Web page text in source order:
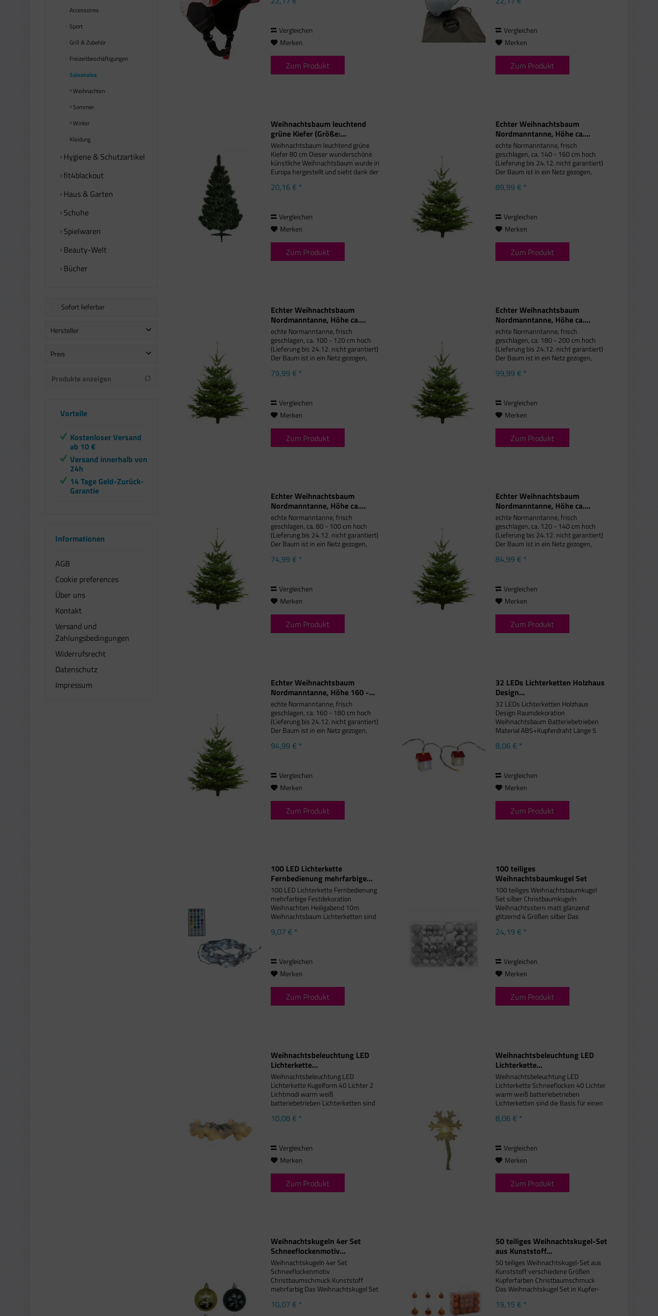
Accessoires
Sport
Grill & Zubehör
Freizeitbeschäftigungen
Saisonales
Weihnachten
Sommer
Winter
Kleidung
Hygiene & Schutzartikel
fit4blackout
Haus & Garten
Schuhe
Spielwaren
Beauty-Welt
Bücher
Sofort lieferbar
Hersteller
G. Wurm
Livarno
Qijieda
Topline Austria
Weihnachtsbaum
Preis
bis
Produkte anzeigen
Vorteile
Kostenloser Versand
ab 10 €
Versand innerhalb von
24h
14 Tage Geld-Zurück-
Garantie
Informationen
AGB
Cookie preferences
Über uns
Kontakt
Versand und
Zahlungsbedingungen
Widerrufsrecht
Datenschutz
Impressum
internen Luftkanälen Brillenhalterung
Vergleichen
Merken
Zum Produkt
internen Luftkanälen Brillenhalterung
Vergleichen
Merken
Zum Produkt
Weihnachtsbaum leuchtend
grüne Kiefer (Größe:...
Weihnachtsbaum leuchtend grüne
Kiefer 80 cm Dieser wunderschöne
künstliche Weihnachtsbaum wurde in
Europa hergestellt und sieht dank der
Die Montage ist super einfach
20,16 € *
Vergleichen
Merken
Zum Produkt
Echter Weihnachtsbaum
Nordmanntanne, Höhe ca....
echte Normanntanne, frisch
geschlagen, ca. 140 - 160 cm hoch
(Lieferung bis 24.12. nicht garantiert)
Der Baum ist in ein Netz gezogen,
Ihnen nach Hause liefern können.
89,99 € *
Vergleichen
Merken
Zum Produkt
Echter Weihnachtsbaum
Nordmanntanne, Höhe ca....
echte Normanntanne, frisch
geschlagen, ca. 100 - 120 cm hoch
(Lieferung bis 24.12. nicht garantiert)
Der Baum ist in ein Netz gezogen,
Ihnen nach Hause liefern können.
79,99 € *
Vergleichen
Merken
Zum Produkt
Echter Weihnachtsbaum
Nordmanntanne, Höhe ca....
echte Normanntanne, frisch
geschlagen, ca. 180 - 200 cm hoch
(Lieferung bis 24.12. nicht garantiert)
Der Baum ist in ein Netz gezogen,
Ihnen nach Hause liefern können.
99,99 € *
Vergleichen
Merken
Zum Produkt
Echter Weihnachtsbaum
Nordmanntanne, Höhe ca....
echte Normanntanne, frisch
geschlagen, ca. 80 - 100 cm hoch
(Lieferung bis 24.12. nicht garantiert)
Der Baum ist in ein Netz gezogen,
Ihnen nach Hause liefern können.
74,99 € *
Vergleichen
Merken
Zum Produkt
Echter Weihnachtsbaum
Nordmanntanne, Höhe ca....
echte Normanntanne, frisch
geschlagen, ca. 120 - 140 cm hoch
(Lieferung bis 24.12. nicht garantiert)
Der Baum ist in ein Netz gezogen,
Ihnen nach Hause liefern können.
84,99 € *
Vergleichen
Merken
Zum Produkt
Echter Weihnachtsbaum
Nordmanntanne, Höhe 160 -...
echte Normanntanne, frisch
geschlagen, ca. 160 - 180 cm hoch
(Lieferung bis 24.12. nicht garantiert)
Der Baum ist in ein Netz gezogen,
Ihnen nach Hause liefern können.
94,99 € *
Vergleichen
Merken
Zum Produkt
32 LEDs Lichterketten Holzhaus
Design...
32 LEDs Lichterketten Holzhaus
Design Raumdekoration
Weihnachtsbaum Batteriebetrieben
Material ABS+Kupferdraht Länge 5
Baterien Spezifikationen 32 Lichter
8,06 € *
Vergleichen
Merken
Zum Produkt
100 LED Lichterkette
Fernbedienung mehrfarbige...
100 LED Lichterkette Fernbedienung
mehrfarbige Festdekoration
Weihnachten Heiligabend 10m
Weihnachtsbaum Lichterketten sind
geschmückten Weihnachtsbaum und
9,07 € *
Vergleichen
Merken
Zum Produkt
100 teiliges
Weihnachtsbaumkugel Set
silber...
100 teiliges Weihnachtsbaumkugel
Set silber Christbaumkugeln
Weihnachtsstern matt glänzend
glitzernd 4 Größen silber Das
aus 100 Kugeln und einem
24,19 € *
Vergleichen
Merken
Zum Produkt
Weihnachtsbeleuchtung LED
Lichterkette...
Weihnachtsbeleuchtung LED
Lichterkette Kugelform 40 Lichter 2
Lichtmodi warm weiß
batteriebetrieben Lichterketten sind
geschmückten Weihnachtsbaum und
10,08 € *
Vergleichen
Merken
Zum Produkt
Weihnachtsbeleuchtung LED
Lichterkette...
Weihnachtsbeleuchtung LED
Lichterkette Schneeflocken 40 Lichter
warm weiß batteriebetrieben
Lichterketten sind die Basis für einen
Weihnachtsbaum und sollten bei
8,06 € *
Vergleichen
Merken
Zum Produkt
Weihnachtskugeln 4er Set
Schneeflockenmotiv...
Weihnachtskugeln 4er Set
Schneeflockenmotiv
Christbaumschmuck Kunststoff
mehrfarbig Das Weihnachtskugel Set
Weihnachtskugeln in verschiedenen
10,07 € *
50 teiliges Weihnachtskugel-Set
aus Kunststoff...
50 teiliges Weihnachtskugel-Set aus
Kunststoff verschiedene Größen
Kupferfarben Christbaumschmuck
Das Weihnachtskugel Set in Kupfer-
beinhaltet Weihnachtskugeln in den
19,15 € *